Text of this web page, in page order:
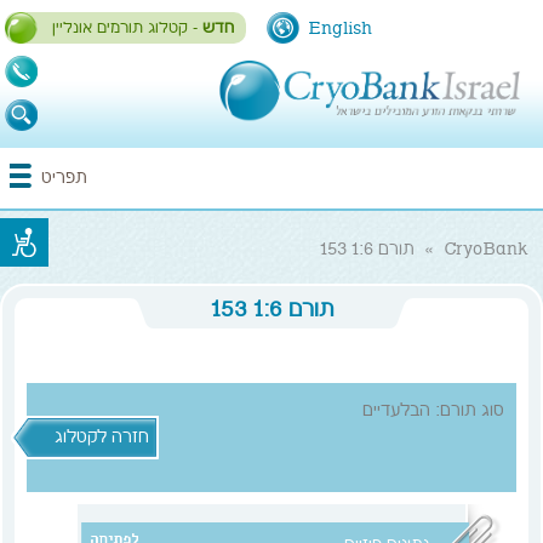
English חדש- קטלוג תורמים אונליין
תפריט
CryoBank
» תורם 1:6 153
תורם 1:6 153
סוג תורם: הבלעדיים
חזרה לקטלוג